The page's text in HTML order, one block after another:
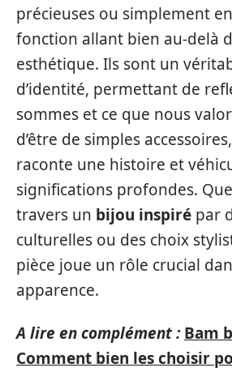
précieuses ou simplement
fonction allant bien au-delà
esthétique. Ils sont un
d’identité, permettant de
sommes et ce que nous
d’être de simples
raconte une histoire et
significations profondes.
travers un bijou inspiré par
culturelles ou des choix
pièce joue un rôle crucial
apparence.
A lire en complément : Bam
Comment bien les choisir